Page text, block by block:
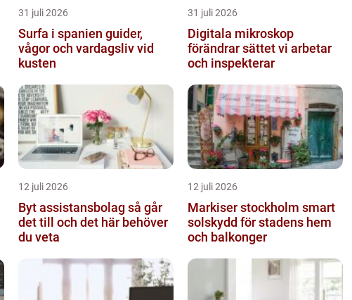
31 juli 2026
Surfa i spanien guider,
vågor och vardagsliv vid
kusten
31 juli 2026
Digitala mikroskop
förändrar sättet vi arbetar
och inspekterar
12 juli 2026
Byt assistansbolag så går
det till och det här behöver
du veta
12 juli 2026
Markiser stockholm smart
solskydd för stadens hem
och balkonger